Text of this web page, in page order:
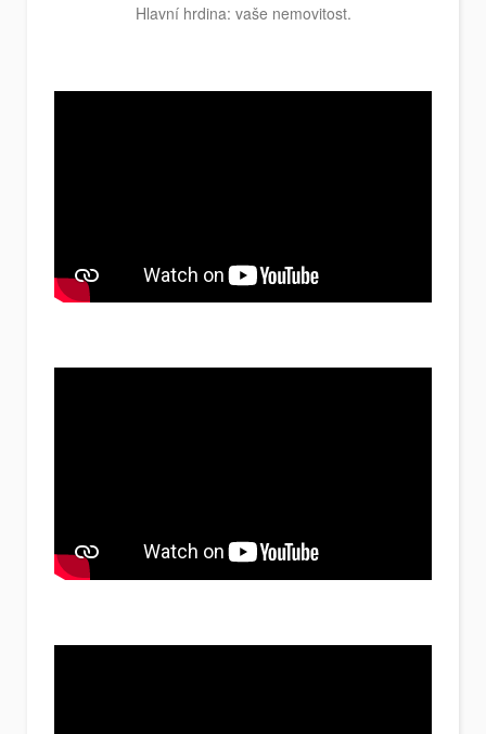
Hlavní hrdina: vaše nemovitost.